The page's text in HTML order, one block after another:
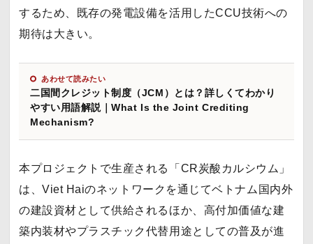
するため、既存の発電設備を活用したCCU技術への
期待は大きい。
あわせて読みたい
二国間クレジット制度（JCM）とは？詳しくてわかり
やすい用語解説｜What Is the Joint Crediting
Mechanism?
本プロジェクトで生産される「CR炭酸カルシウム」
は、Viet Haiのネットワークを通じてベトナム国内外
の建設資材として供給されるほか、高付加価値な建
築内装材やプラスチック代替用途としての普及が進